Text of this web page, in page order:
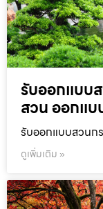
รับออกแบบ
สวน ออกแ
รับออกแบบสวนก
ดูเพิ่มเติม »